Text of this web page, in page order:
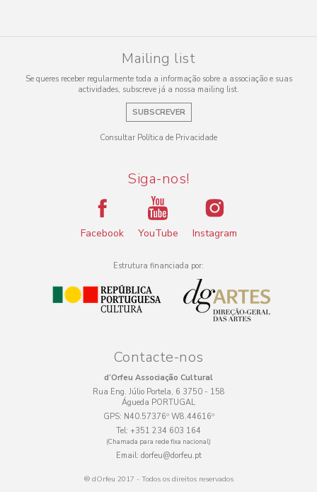
Mailing list
Se queres receber regularmente toda a informação sobre a associação e suas
actividades, subscreve já a nossa mailing list.
SUBSCREVER
Consultar Política de Privacidade
Siga-nos!
Facebook YouTube Instagram
Estrutura financiada por:
Contacte-nos
d’Orfeu Associação Cultural
Rua Eng. Júlio Portela, 6 3750 - 158
Águeda PORTUGAL
GPS: N40.57376º W8.44616º
Tel: +351 234 603 164
(Chamada para rede fixa nacional)
Email: dorfeu@dorfeu.pt
® dOrfeu 2017 - Todos os direitos reservados